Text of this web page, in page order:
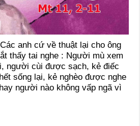
anh cứ về thuật lại cho ông
thấy tai nghe : Người mù xem
người cùi được sạch, kẻ điếc
sống lại, kẻ nghèo được nghe
người nào không vấp ngã vì